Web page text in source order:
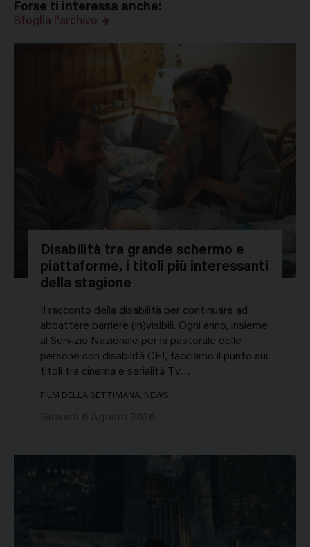
Forse ti interessa anche:
Sfoglia l'archivo
Disabilità tra grande schermo e
piattaforme, i titoli più interessanti
della stagione
Il racconto della disabilità per continuare ad
abbattere barriere (in)visibili. Ogni anno, insieme
al Servizio Nazionale per la pastorale delle
persone con disabilità CEI, facciamo il punto sui
titoli tra cinema e serialità Tv…
FILM DELLA SETTIMANA, NEWS